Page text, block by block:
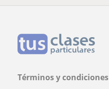
Términos y condiciones